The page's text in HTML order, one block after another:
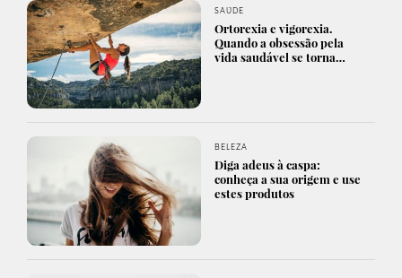
SAÚDE
Ortorexia e vigorexia.
Quando a obsessão pela
vida saudável se torna…
BELEZA
Diga adeus à caspa:
conheça a sua origem e use
estes produtos